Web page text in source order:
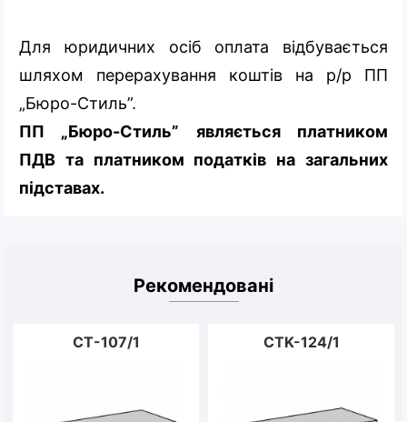
Для юридичних осіб оплата відбувається
шляхом перерахування коштів на р/р ПП
„Бюро-Стиль”.
ПП „Бюро-Стиль” являється платником
ПДВ та платником податків на загальних
підставах.
Рекомендовані
CT-107/1 CTK-124/1